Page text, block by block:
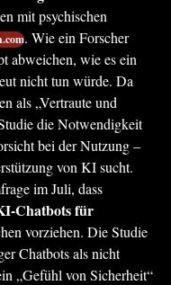
mit psychischen
. Wie ein Forscher
abweichen, wie es ein
nicht tun würde. Da
als „Vertraute und
die Notwendigkeit
bei der Nutzung –
von KI sucht.
im Juli, dass
Chatbots für
vorziehen. Die Studie
Chatbots als nicht
„Gefühl von Sicherheit“